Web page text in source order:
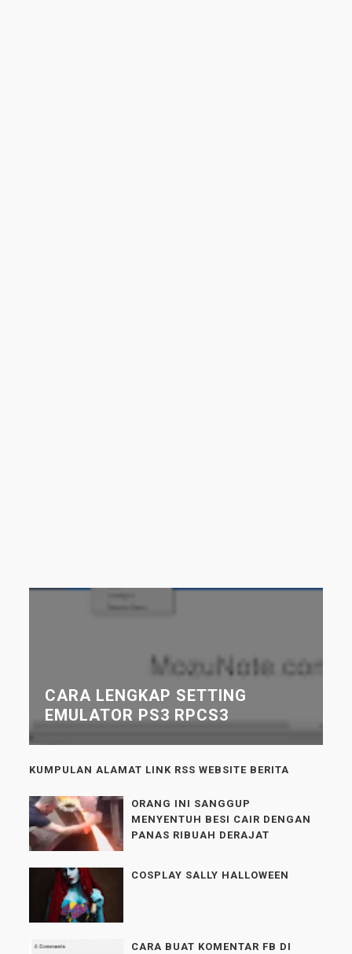
CARA LENGKAP SETTING
EMULATOR PS3 RPCS3
KUMPULAN ALAMAT LINK RSS WEBSITE BERITA
ORANG INI SANGGUP
MENYENTUH BESI CAIR DENGAN
PANAS RIBUAH DERAJAT
COSPLAY SALLY HALLOWEEN
CARA BUAT KOMENTAR FB DI